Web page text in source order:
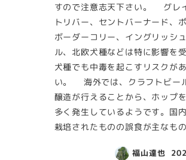
すので注意志天下さい。 グレ
トリバー、セントバーナード、
ボーダーコリー、イングリッシ
ル、北欧犬種などは特に影響を
犬種でも中毒を起こすリスクが
い。 海外では、クラフトビー
醸造が行えることから、ホップ
多く発生しているようです。国
栽培されたものの誤食が主なも
福山達也